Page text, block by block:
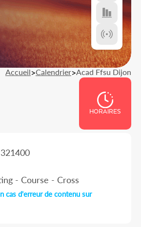
Accueil>Calendrier>Acad Ffsu Dijon
HORAIRES
- Course - Cross
cas d'erreur de contenu sur